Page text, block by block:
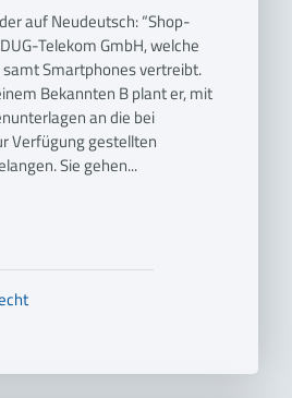
auf Neudeutsch: “Shop-
Telekom GmbH, welche
Smartphones vertreibt.
Bekannten B plant er, mit
an die bei
Verfügung gestellten
Sie gehen...